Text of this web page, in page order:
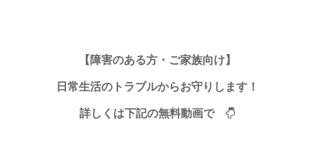
【障害のある方・ご家族向け】
日常生活のトラブルからお守りします！
詳しくは下記の無料動画で